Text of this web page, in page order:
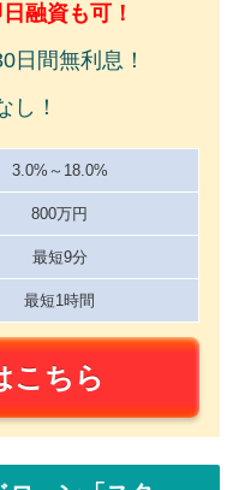
融資も可！
日間無利息！
し！
3.0%～18.0%
800万円
最短9分
最短1時間
こちら